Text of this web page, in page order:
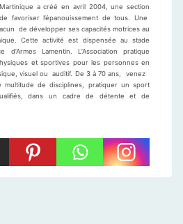
Martinique a créé en avril 2004, une section
favoriser l’épanouissement de tous. Une
de développer ses capacités motrices au
Cette activité est dispensée au stade
d’Armes Lamentin. L’Association pratique
et sportives pour les personnes en
visuel ou auditif. De 3 à 70 ans, venez
de disciplines, pratiquer un sport
dans un cadre de détente et de